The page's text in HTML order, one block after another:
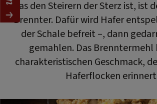
Was den Steirern der Sterz ist, ist
Brennter. Dafür wird Hafer
der Schale befreit –, dann
gemahlen. Das Brenntermehl
charakteristischen Geschmack,
Haferflocken